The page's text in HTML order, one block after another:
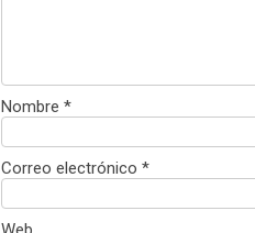
Nombre *
Correo electrónico *